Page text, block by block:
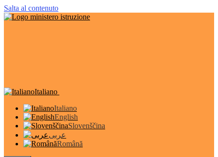
Salta al contenuto
Italiano
Italiano
English
Slovenščina
عربى
Română